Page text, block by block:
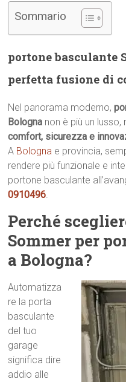
Sommario
portone basculante
perfetta fusione di
Nel panorama moderno,
Bologna non è più un
comfort, sicurezza e
A Bologna e provincia,
rendere più funzionale e
portone basculante
0910496.
Perché
Sommer per
a Bologna?
Automatizza
re la porta
basculante
del tuo
garage
significa dire
addio alle